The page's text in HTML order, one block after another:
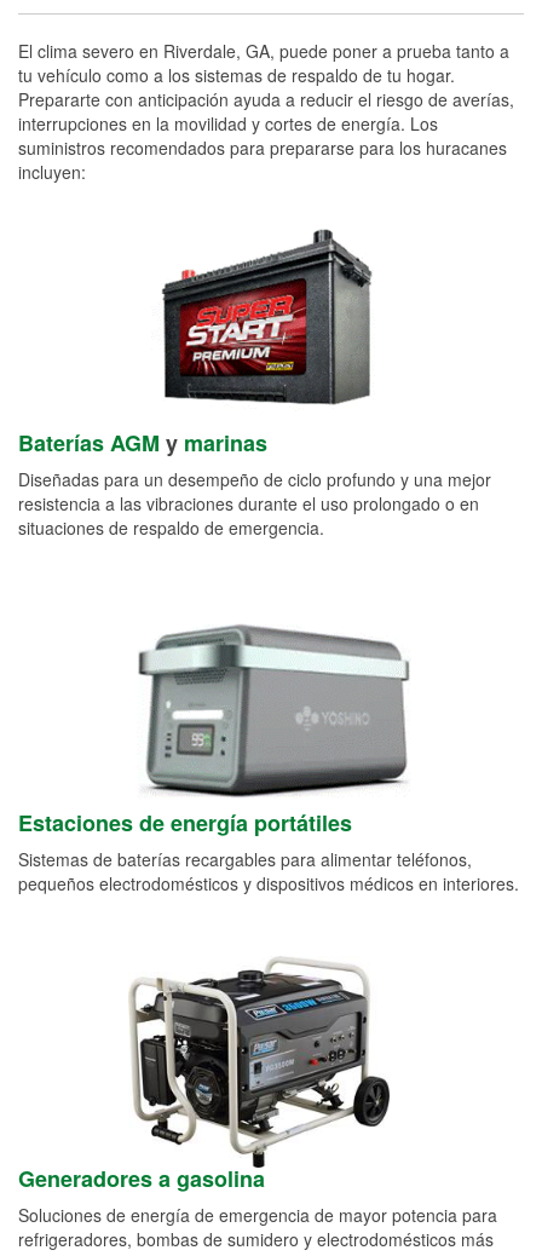
El clima severo en Riverdale, GA, puede poner a prueba tanto a
tu vehículo como a los sistemas de respaldo de tu hogar.
Prepararte con anticipación ayuda a reducir el riesgo de averías,
interrupciones en la movilidad y cortes de energía. Los
suministros recomendados para prepararse para los huracanes
incluyen:
Baterías AGM y marinas
Diseñadas para un desempeño de ciclo profundo y una mejor
resistencia a las vibraciones durante el uso prolongado o en
situaciones de respaldo de emergencia.
Estaciones de energía portátiles
Sistemas de baterías recargables para alimentar teléfonos,
pequeños electrodomésticos y dispositivos médicos en interiores.
Generadores a gasolina
Soluciones de energía de emergencia de mayor potencia para
refrigeradores, bombas de sumidero y electrodomésticos más